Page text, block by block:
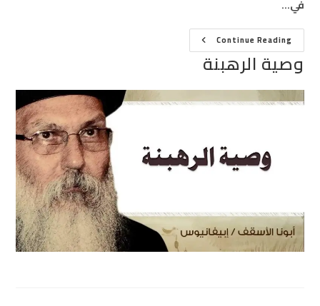
في…
Continue Readingوصية
الرهبنةوصية الرهبنة